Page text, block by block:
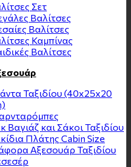
Σετ
Βαλίτσες
Βαλίτσες
Καμπίνας
Βαλίτσες
Ταξιδίου (40x25x20
Βαγιάζ και Σάκοι Ταξιδίου
Πλάτης Cabin Size
Αξεσουάρ Ταξιδίου